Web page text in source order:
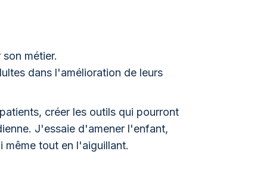
métier.
dans l'amélioration de leurs
créer les outils qui pourront
J'essaie d'amener l'enfant,
tout en l'aiguillant.